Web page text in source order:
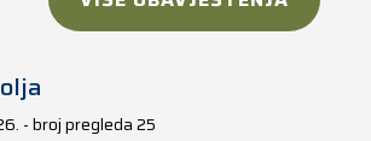
- broj pregleda 25